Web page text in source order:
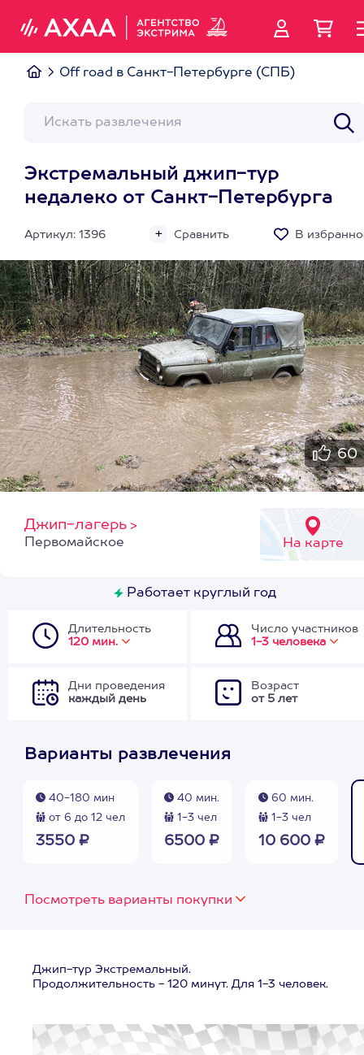
Off road в Санкт-Петербурге (СПБ)
Экстремальный джип-тур
недалеко от Санкт-Петербурга
Артикул: 1396 Сравнить В
60
Джип-лагерь >
На карте
Первомайское
Работает круглый год
Длительность
120 мин.
Число участников
1-3 человека
Дни проведения
каждый день
Возраст
от 5 лет
Варианты развлечения
40-180 мин
от 6 до 12 чел
3550 ₽
40 мин.
1-3 чел
6500 ₽
60 мин.
1-3 чел
10 600 ₽
Посмотреть варианты покупки
Джип-тур Экстремальный.
Продолжительность - 120 минут. Для 1-3 человек.